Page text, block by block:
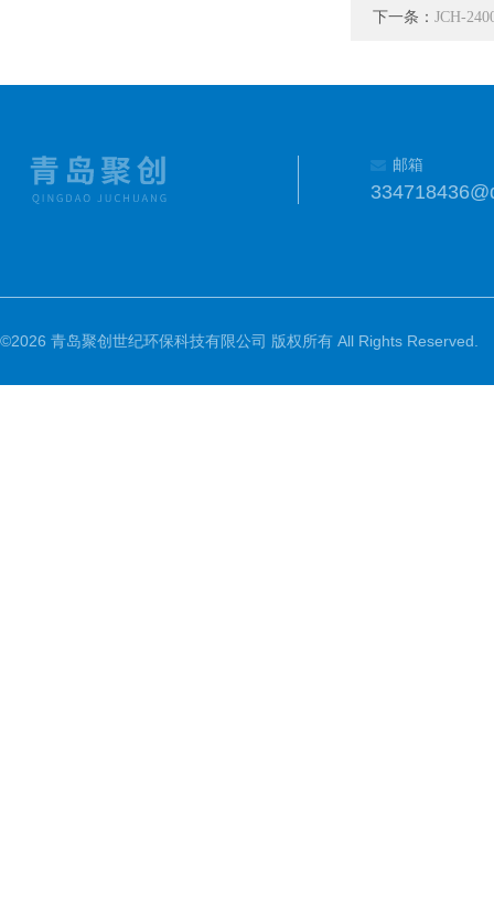
下一条： JCH-
邮箱
©2026 青岛聚创世纪环保科技有限公司 版权所有 All Rights Reserved.